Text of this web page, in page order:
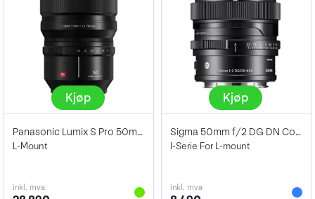
Kjøp
Panasonic Lumix S Pro 50mm f/1.4
L-Mount
inkl. mva
Kjøp
Sigma 50mm f/2 DG DN Contemporary
I-Serie For L-mount
inkl. mva